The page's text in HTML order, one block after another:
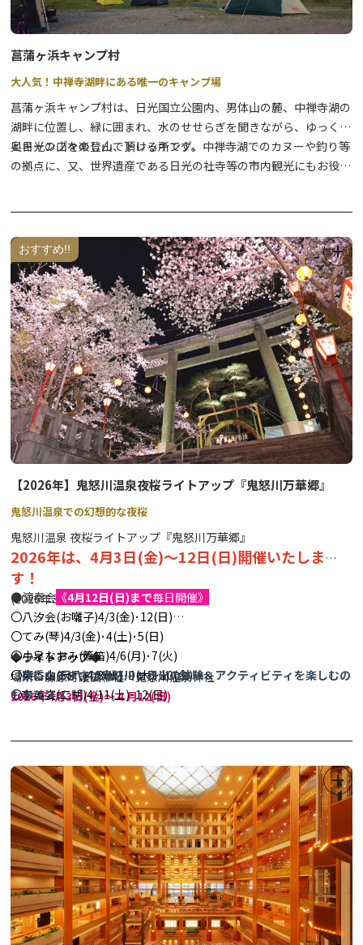
菖蒲ヶ浜キャンプ村
大人気！中禅寺湖畔にある唯一のキャンプ場
菖蒲ヶ浜キャンプ村は、日光国立公園内、男体山の麓、中禅寺湖の
湖畔に位置し、緑に囲まれ、水のせせらぎを聞きながら、ゆっくり
とキャンプを楽しんで頂ける所です。
奥日光の山々の登山、トレッキング、中禅寺湖でのカヌーや釣り等
の拠点に、又、世界遺産である日光の社寺等の市内観光にもお役立
おすすめ!!
【2026年】鬼怒川温泉夜桜ライトアップ『鬼怒川万華郷』
鬼怒川温泉での幻想的な夜桜
鬼怒川温泉 夜桜ライトアップ『鬼怒川万華郷』
2026年は、4月3日(金)～12日(日)開催いたしま
す！
(2026年3月情報更新)
◆ライトアップ◆
場所：藤原町護国神社・鬼怒川温泉神社
2026年4月3日(金)～４月12(日)
●演奏会 《4月12日(日)まで毎日開催》
〇八汐会(お囃子)4/3(金)･12(日)
〇てみ(琴)4/3(金)･4(土)･5(日)
〇小泉なおみ(篠笛)4/6(月)･7(火)
〇柴香山(尺八)4/8(水)･9(木)･10(金)
〇李英姿(二胡)4/11(土)･12(日)
します)
●シャトルバス※令和8(2026)年はシャトルバスの運行はございま
せんので、予めご了承ください。
◆春爛漫 さくら幸せぐるめ◆(鬼怒川温泉・川治温泉・三依エリ
ア)
この時期限定の幸せメニューをご堪能いただけます。
詳細は「オニうま！ぐるめガイド」→こちらをクリック ！
【夜になるまでは鬼怒川と日光の体験＆アクティビティを楽しむの
もおススメ！】